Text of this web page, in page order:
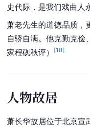
史代际，是我们戏曲人
萧老先生的道德品质，
自骄自满。他克勤克俭
家程砚秋评） [18]
人物故居
萧长华故居位于北京宣